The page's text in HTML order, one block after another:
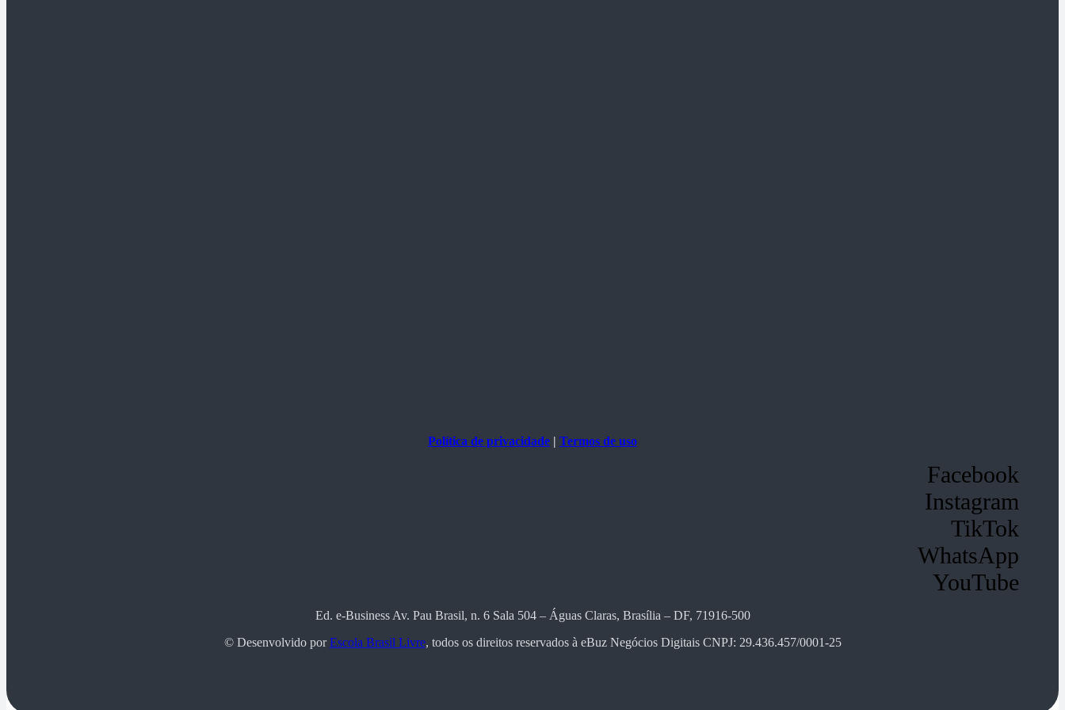
Política de privacidade | Termos de uso
Facebook
Instagram
TikTok
WhatsApp
YouTube
Ed. e-Business Av. Pau Brasil, n. 6 Sala 504 – Águas Claras, Brasília – DF, 71916-500
© Desenvolvido porEscola Brasil Livre, todos os direitos reservados à eBuz Negócios Digitais CNPJ: 29.436.457/0001-25